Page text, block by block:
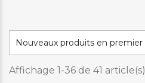
Nouveaux produits en premier
Affichage 1-36 de 41 article(s)